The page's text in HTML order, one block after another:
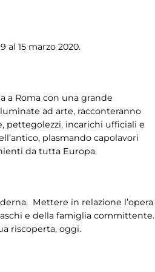
al 15 marzo 2020.
a Roma con una grande
ad arte, racconteranno
pettegolezzi, incarichi ufficiali e
plasmando capolavori
da tutta Europa.
Mettere in relazione l’opera
e della famiglia committente.
riscoperta, oggi.